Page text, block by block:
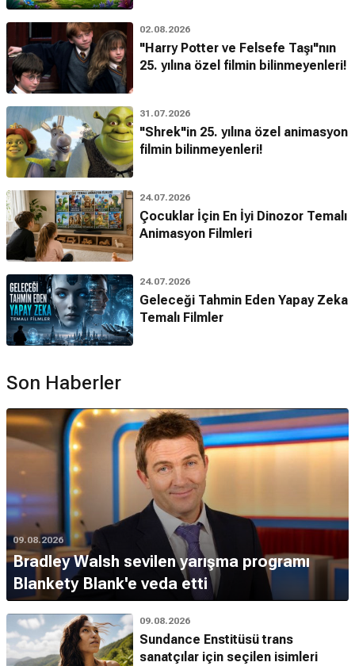
02.08.2026
"Harry Potter ve Felsefe Taşı"nın
25. yılına özel filmin bilinmeyenleri!
31.07.2026
"Shrek"in 25. yılına özel animasyon
filmin bilinmeyenleri!
24.07.2026
Çocuklar İçin En İyi Dinozor Temalı
Animasyon Filmleri
24.07.2026
Geleceği Tahmin Eden Yapay Zeka
Temalı Filmler
Son Haberler
09.08.2026
Bradley Walsh sevilen yarışma programı
Blankety Blank'e veda etti
09.08.2026
Sundance Enstitüsü trans
sanatçılar için seçilen isimleri